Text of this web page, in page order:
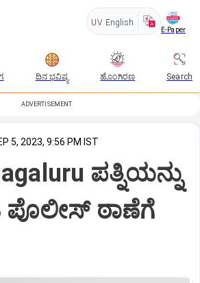
UV English
E-Paper
ದಿನ ಭವಿಷ್ಯ ಹೊಂಗಿರಣ Search
ADVERTISEMENT
5, 2023, 9:56 PM IST
ಪತ್ನಿಯನ್ನು
ಪೊಲೀಸ್ ಠಾಣೆಗೆ